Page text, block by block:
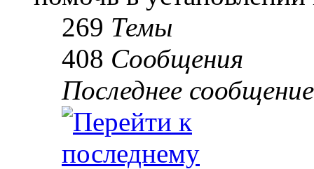
269 Темы
408 Сообщения
Последнее сообщение